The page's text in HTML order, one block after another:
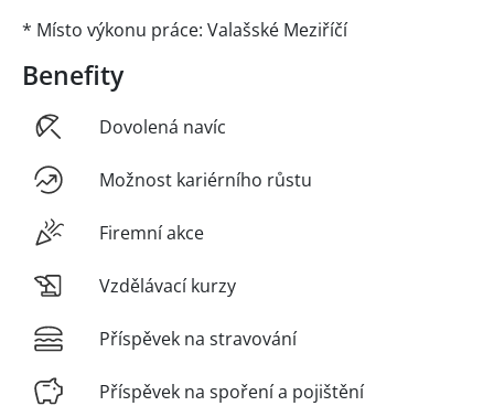
* Místo výkonu práce: Valašské Meziříčí
Benefity
Dovolená navíc
Možnost kariérního růstu
Firemní akce
Vzdělávací kurzy
Příspěvek na stravování
Příspěvek na spoření a pojištění